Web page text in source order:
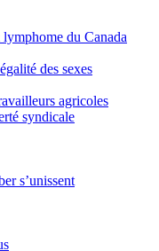
du Canada
des sexes
agricoles
syndicale
s’unissent